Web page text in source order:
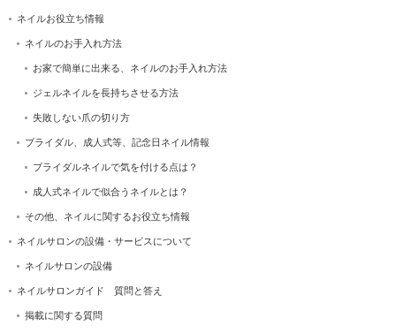
ネイルお役立ち情報
ネイルのお手入れ方法
お家で簡単に出来る、ネイルのお手入れ方法
ジェルネイルを長持ちさせる方法
失敗しない爪の切り方
ブライダル、成人式等、記念日ネイル情報
ブライダルネイルで気を付ける点は？
成人式ネイルで似合うネイルとは？
その他、ネイルに関するお役立ち情報
ネイルサロンの設備・サービスについて
ネイルサロンの設備
ネイルサロンガイド 質問と答え
掲載に関する質問